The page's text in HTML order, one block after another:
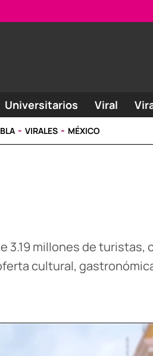
Universitarios Viral
VIRALES MÉXICO
3.19 millones de
cultural,